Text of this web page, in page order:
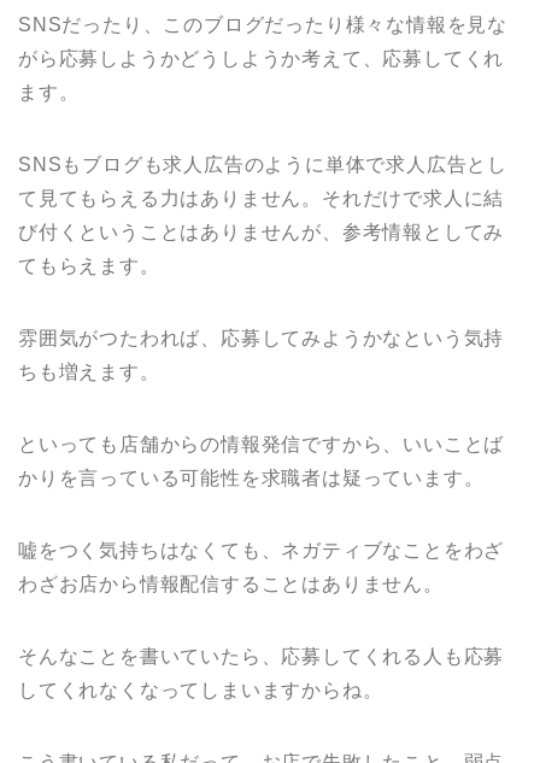
SNSだったり、このブログだったり様々な情報を見な
がら応募しようかどうしようか考えて、応募してくれ
ます。
SNSもブログも求人広告のように単体で求人広告とし
て見てもらえる力はありません。それだけで求人に結
び付くということはありませんが、参考情報としてみ
てもらえます。
雰囲気がつたわれば、応募してみようかなという気持
ちも増えます。
といっても店舗からの情報発信ですから、いいことば
かりを言っている可能性を求職者は疑っています。
嘘をつく気持ちはなくても、ネガティブなことをわざ
わざお店から情報配信することはありません。
そんなことを書いていたら、応募してくれる人も応募
してくれなくなってしまいますからね。